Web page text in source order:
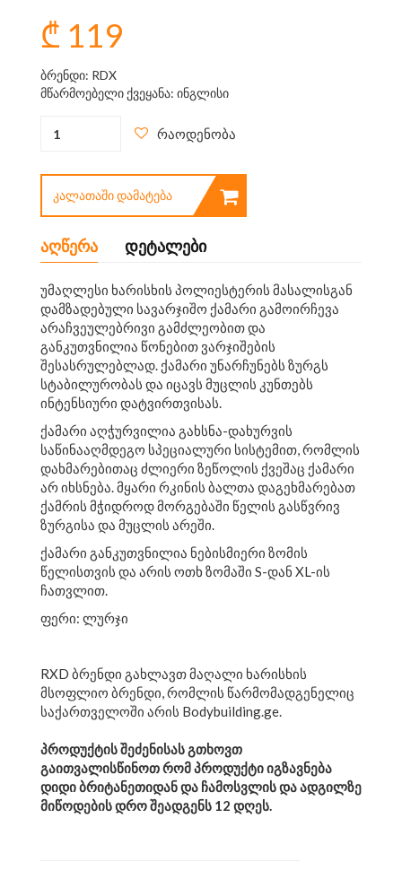
₾ 119
ბრენდი: RDX
მწარმოებელი ქვეყანა: ინგლისი
რაოდენობა
ᲙᲐᲚᲐᲗᲐᲨᲘ ᲓᲐᲛᲐᲢᲔᲑᲐ
აღწერა დეტალები
უმაღლესი ხარისხის პოლიესტერის მასალისგან
დამზადებული სავარჯიშო ქამარი გამოირჩევა
არაჩვეულებრივი გამძლეობით და
განკუთვნილია წონებით ვარჯიშების
შესასრულებლად. ქამარი უნარჩუნებს ზურგს
სტაბილურობას და იცავს მუცლის კუნთებს
ინტენსიური დატვირთვისას.
ქამარი აღჭურვილია გახსნა-დახურვის
საწინააღმდეგო სპეციალური სისტემით, რომლის
დახმარებითაც ძლიერი ზეწოლის ქვეშაც ქამარი
არ იხსნება. მყარი რკინის ბალთა დაგეხმარებათ
ქამრის მჭიდროდ მორგებაში წელის გასწვრივ
ზურგისა და მუცლის არეში.
ქამარი განკუთვნილია ნებისმიერი ზომის
წელისთვის და არის ოთხ ზომაში S-დან XL-ის
ჩათვლით.
ფერი: ლურჯი
RXD ბრენდი გახლავთ მაღალი ხარისხის
მსოფლიო ბრენდი, რომლის წარმომადგენელიც
საქართველოში არის Bodybuilding.ge.
პროდუქტის შეძენისას გთხოვთ
გაითვალისწინოთ რომ პროდუქტი იგზავნება
დიდი ბრიტანეთიდან და ჩამოსვლის და ადგილზე
მიწოდების დრო შეადგენს 12 დღეს.